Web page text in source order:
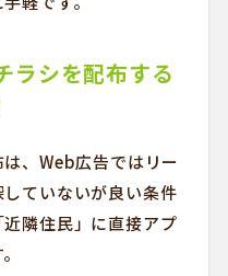
ラシを配布する
、Web広告ではリー
ていないが良い条件
隣住民」に直接アプ